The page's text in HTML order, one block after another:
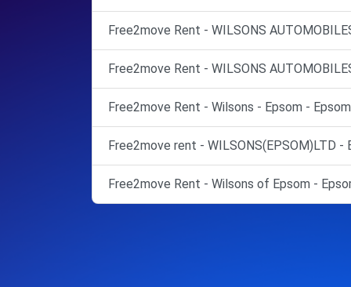
Free2move Rent - WILSONS
Free2move Rent - WILSONS
Free2move Rent - Wilsons - Epsom -
Free2move rent - WILSONS(EPSOM)LTD -
Free2move Rent - Wilsons of Epsom -